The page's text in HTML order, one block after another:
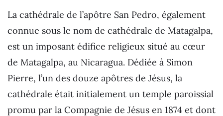
La cathédrale de l’apôtre San Pedro, également
connue sous le nom de cathédrale de Matagalpa,
est un imposant édifice religieux situé au cœur
de Matagalpa, au Nicaragua. Dédiée à Simon
Pierre, l’un des douze apôtres de Jésus, la
cathédrale était initialement un temple paroissial
promu par la Compagnie de Jésus en 1874 et dont